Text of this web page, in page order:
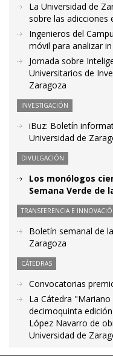
La Universidad de
sobre las adicciones
Ingenieros del
móvil para analizar
Jornada sobre
Universitarios de
Zaragoza
INVESTIGACIÓN
iBuz: Boletín
Universidad de
DIVULGACIÓN
Los monólogos
Semana Verde de
TRANSFERENCIA E
Boletín semanal de
Zaragoza
CÁTEDRAS
Convocatorias
La Cátedra
decimoquinta
López Navarro de
Universidad de